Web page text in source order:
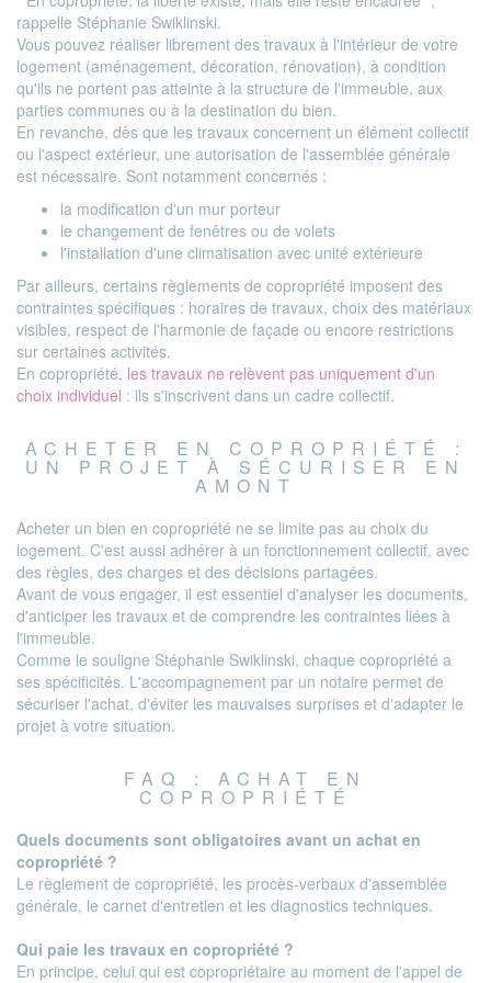
rappelle Stéphanie Swiklinski.
Vous pouvez réaliser librement des travaux à l'intérieur de votre
logement (aménagement, décoration, rénovation), à condition
qu'ils ne portent pas atteinte à la structure de l'immeuble, aux
parties communes ou à la destination du bien.
En revanche, dès que les travaux concernent un élément collectif
ou l'aspect extérieur, une autorisation de l'assemblée générale
est nécessaire. Sont notamment concernés :
la modification d'un mur porteur
le changement de fenêtres ou de volets
l'installation d'une climatisation avec unité extérieure
Par ailleurs, certains règlements de copropriété imposent des
contraintes spécifiques : horaires de travaux, choix des matériaux
visibles, respect de l'harmonie de façade ou encore restrictions
sur certaines activités.
En copropriété, les travaux ne relèvent pas uniquement d'un
choix individuel : ils s'inscrivent dans un cadre collectif.
ACHETER EN COPROPRIÉTÉ :
UN PROJET À SÉCURISER EN
AMONT
Acheter un bien en copropriété ne se limite pas au choix du
logement. C'est aussi adhérer à un fonctionnement collectif, avec
des règles, des charges et des décisions partagées.
Avant de vous engager, il est essentiel d'analyser les documents,
d'anticiper les travaux et de comprendre les contraintes liées à
l'immeuble.
Comme le souligne Stéphanie Swiklinski, chaque copropriété a
ses spécificités. L'accompagnement par un notaire permet de
sécuriser l'achat, d'éviter les mauvaises surprises et d'adapter le
projet à votre situation.
FAQ : ACHAT EN
COPROPRIÉTÉ
Quels documents sont obligatoires avant un achat en
copropriété ?
Le règlement de copropriété, les procès-verbaux d'assemblée
générale, le carnet d'entretien et les diagnostics techniques.
Qui paie les travaux en copropriété ?
En principe, celui qui est copropriétaire au moment de l'appel de